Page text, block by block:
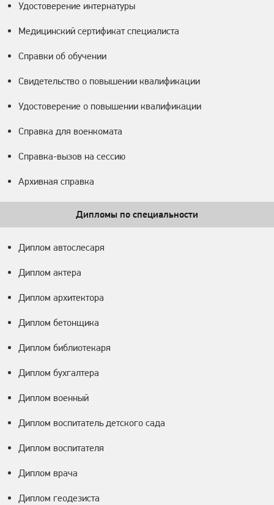
Удостоверение интернатуры
Медицинский сертификат специалиста
Справки об обучении
Свидетельство о повышении квалификации
Удостоверение о повышении квалификации
Справка для военкомата
Справка-вызов на сессию
Архивная справка
Дипломы по специальности
Диплом автослесаря
Диплом актера
Диплом архитектора
Диплом бетонщика
Диплом библиотекаря
Диплом бухгалтера
Диплом военный
Диплом воспитатель детского сада
Диплом воспитателя
Диплом врача
Диплом геодезиста